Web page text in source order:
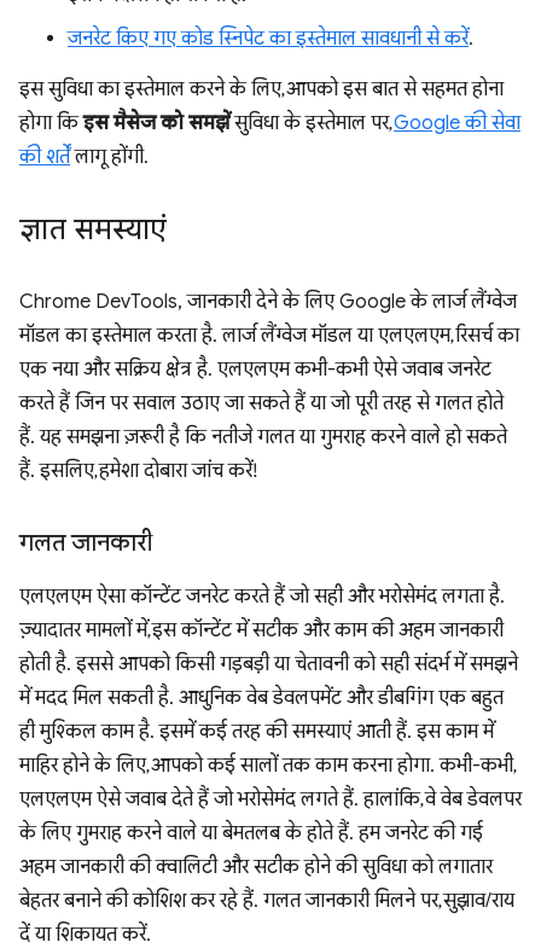
जनरेट किए गए कोड स्निपेट का इस्तेमाल सावधानी से करें.
इस सुविधा का इस्तेमाल करने के लिए, आपको इस बात से सहमत होना
होगा किइस मैसेज को समझेंसुविधा के इस्तेमाल पर,Google की सेवा
की शर्तेंलागू होंगी.
ज्ञात समस्याएं
Chrome DevTools, जानकारी देने के लिए Google के लार्ज लैंग्वेज
मॉडल का इस्तेमाल करता है. लार्ज लैंग्वेज मॉडल या एलएलएम, रिसर्च का
एक नया और सक्रिय क्षेत्र है. एलएलएम कभी-कभी ऐसे जवाब जनरेट
करते हैं जिन पर सवाल उठाए जा सकते हैं या जो पूरी तरह से गलत होते
हैं. यह समझना ज़रूरी है कि नतीजे गलत या गुमराह करने वाले हो सकते
हैं. इसलिए, हमेशा दोबारा जांच करें!
गलत जानकारी
एलएलएम ऐसा कॉन्टेंट जनरेट करते हैं जो सही और भरोसेमंद लगता है.
ज़्यादातर मामलों में, इस कॉन्टेंट में सटीक और काम की अहम जानकारी
होती है. इससे आपको किसी गड़बड़ी या चेतावनी को सही संदर्भ में समझने
में मदद मिल सकती है. आधुनिक वेब डेवलपमेंट और डीबगिंग एक बहुत
ही मुश्किल काम है. इसमें कई तरह की समस्याएं आती हैं. इस काम में
माहिर होने के लिए, आपको कई सालों तक काम करना होगा. कभी-कभी,
एलएलएम ऐसे जवाब देते हैं जो भरोसेमंद लगते हैं. हालांकि, वे वेब डेवलपर
के लिए गुमराह करने वाले या बेमतलब के होते हैं. हम जनरेट की गई
अहम जानकारी की क्वालिटी और सटीक होने की सुविधा को लगातार
बेहतर बनाने की कोशिश कर रहे हैं. गलत जानकारी मिलने पर, सुझाव/राय
दें या शिकायत करें.